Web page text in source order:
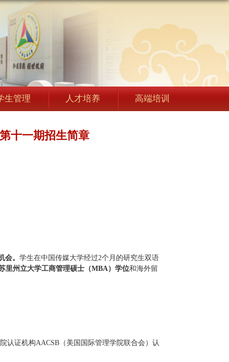
生管理 人才培养 高端培训
十一期招生简章
会。 学生在中国传媒大学经过2个月的研究生双语
里州立大学工商管理硕士（MBA）学位和海外留
认证机构AACSB（美国国际管理学院联合会）认